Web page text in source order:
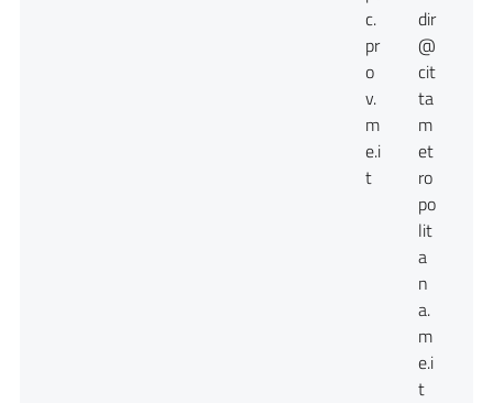
c.
pr
o
v.
m
e.i
t
dir
@
cit
ta
m
et
ro
po
lit
a
n
a.
m
e.i
t